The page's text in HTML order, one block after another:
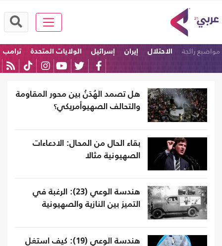
مواضيع رائجة الاحتلال إيران إسرائيل الولايات المتحدة
ترامب
هل تصمد الهُدَنُ بين محور المقاومة
والتحالف الصهيوأمريكي؟
بقاء الحال من المحال: الادعاءات
الصهيونية مثالا
هندسة الوعي (23): الرغبة في
التميز بين النازية والصهيونية
هندسة الوعي (19): كيف استغل